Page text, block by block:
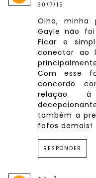
30/7/15
Olha, minha
Gayle não
Ficar e
conectar ao
Com esse
concordo
relação à
também a
fofos demais!
RESPONDER